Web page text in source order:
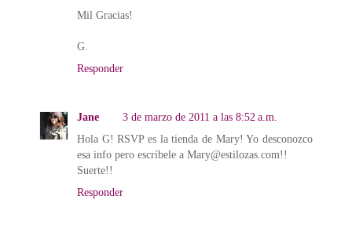
Mil Gracias!
G.
Responder
Jane
3 de marzo de 2011 a las 8:52 a.m.
Hola G! RSVP es la tienda de Mary! Yo desconozco
esa info pero escríbele a Mary@estilozas.com!!
Suerte!!
Responder